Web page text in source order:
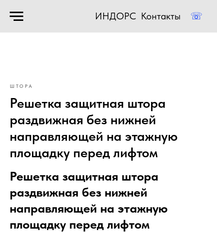
ИНДОРС Контакты ☏
ШТОРА
Решетка защитная штора
раздвижная без нижней
направляющей на этажную
площадку перед лифтом
Решетка защитная штора
раздвижная без нижней
направляющей на этажную
площадку перед лифтом